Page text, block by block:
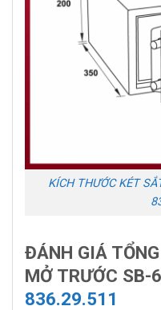
KÍCH THƯỚC KÉT
ĐÁNH GIÁ
MỞ TRƯỚC SB-
836.29.511